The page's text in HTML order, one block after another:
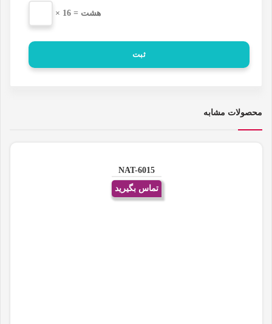
× هشت = 16
محصولات مشابه
NAT-6015
تماس بگیرید